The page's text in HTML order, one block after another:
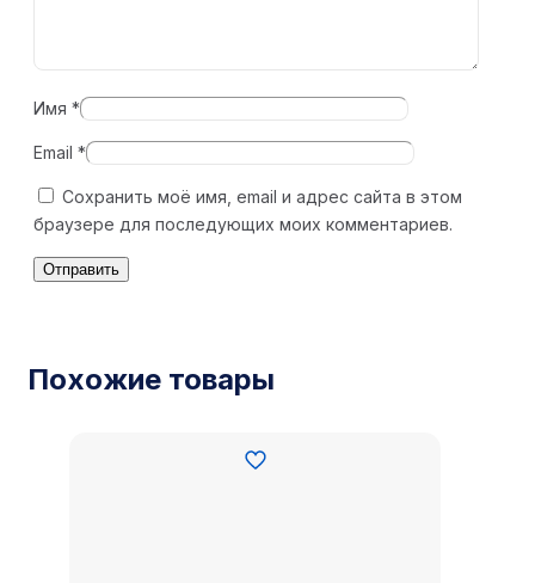
Имя *
Email *
Сохранить моё имя, email и адрес сайта в этом
браузере для последующих моих комментариев.
Похожие товары